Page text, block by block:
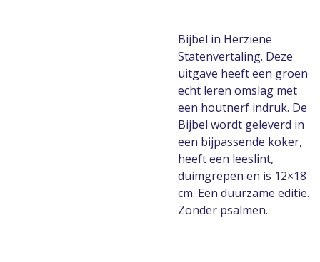
Bijbel in Herziene
Statenvertaling. Deze
uitgave heeft een groen
echt leren omslag met
een houtnerf indruk. De
Bijbel wordt geleverd in
een bijpassende koker,
heeft een leeslint,
duimgrepen en is 12×18
cm. Een duurzame editie.
Zonder psalmen.